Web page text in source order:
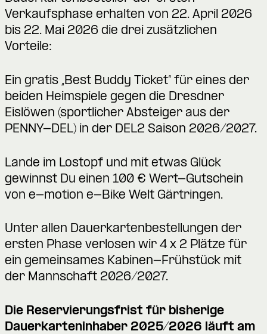
Verkaufsphase erhalten von 22. April 2026
bis 22. Mai 2026 die drei zusätzlichen
Vorteile:
Ein gratis „Best Buddy Ticket“ für eines der
beiden Heimspiele gegen die Dresdner
Eislöwen (sportlicher Absteiger aus der
PENNY-DEL) in der DEL2 Saison 2026/2027.
Lande im Lostopf und mit etwas Glück
gewinnst Du einen 100 € Wert-Gutschein
von e-motion e-Bike Welt Gärtringen.
Unter allen Dauerkartenbestellungen der
ersten Phase verlosen wir 4 x 2 Plätze für
ein gemeinsames Kabinen-Frühstück mit
der Mannschaft 2026/2027.
Die Reservierungsfrist für bisherige
Dauerkarteninhaber 2025/2026 läuft am